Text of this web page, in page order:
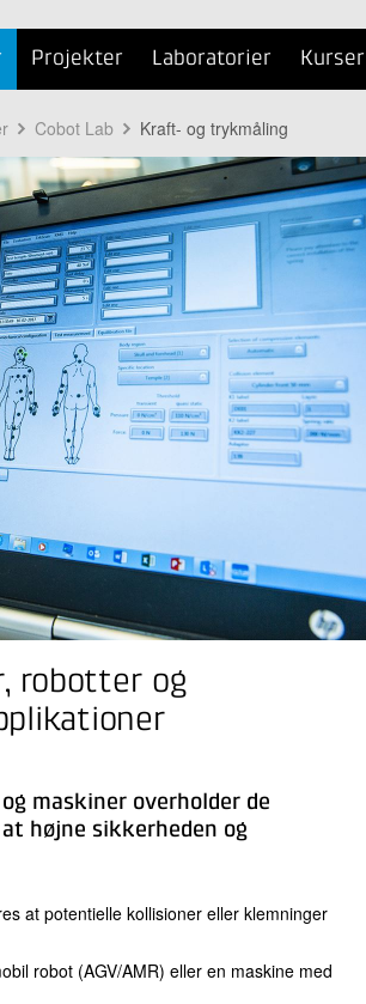
Projekter Laboratorier Kurser
Cobot Lab Kraft- og trykmåling
robotter og
maskiner overholder de
højne sikkerheden og
at potentielle kollisioner eller klemninger
robot (AGV/AMR) eller en maskine med